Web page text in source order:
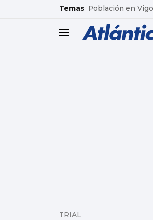
common.go-to-content
Temas Población en Vigo
header.menu.open
TRIAL